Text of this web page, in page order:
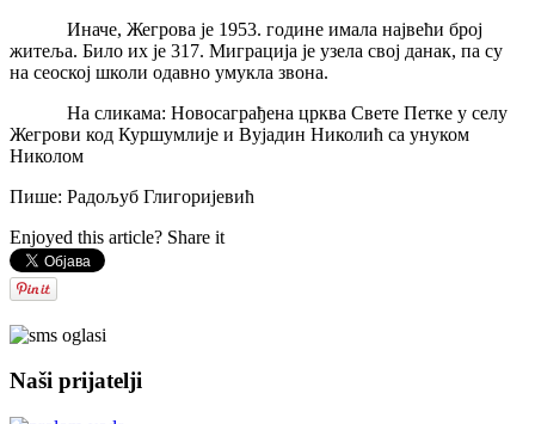
Иначе, Жегрова је 1953. године имала највећи број
житеља. Било их је 317. Миграција је узела свој данак, па су
на сеоској школи одавно умукла звона.
На сликама: Новосаграђена црква Свете Петке у селу
Жегрови код Куршумлије и Вујадин Николић са унуком
Николом
Пише: Радољуб Глигоријевић
Enjoyed this article? Share it
Naši prijatelji